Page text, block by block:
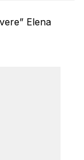
Elena